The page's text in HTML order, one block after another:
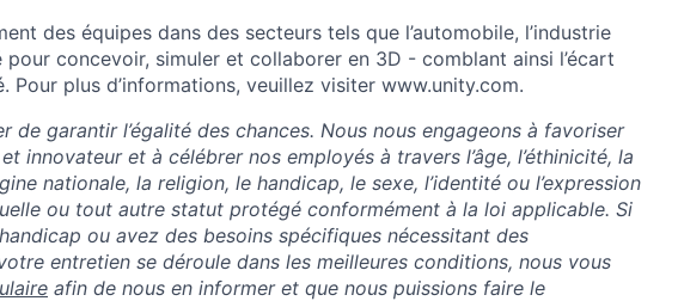
des équipes dans des secteurs tels que l’automobile, l’industrie
concevoir, simuler et collaborer en 3D - comblant ainsi l’écart
Pour plus d’informations, veuillez visiter www.unity.com.
de garantir l’égalité des chances. Nous nous engageons à favoriser
innovateur et à célébrer nos employés à travers l’âge, l’éthinicité, la
nationale, la religion, le handicap, le sexe, l’identité ou l’expression
ou tout autre statut protégé conformément à la loi applicable. Si
ou avez des besoins spécifiques nécessitant des
entretien se déroule dans les meilleures conditions, nous vous
afin de nous en informer et que nous puissions faire le